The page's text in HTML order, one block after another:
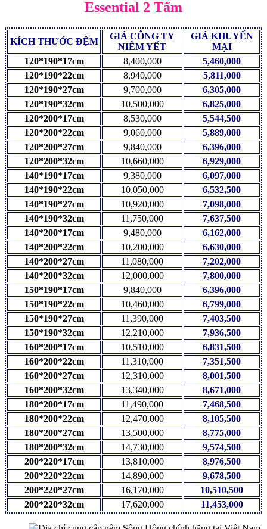
Essential 2 Tấm
KÍCH THƯỚC ĐỆM
GIÁ CÔNG TY
NIÊM YẾT
GIÁ KHUYẾN
MẠI
120*190*17cm
8,400,000
5,460,000
120*190*22cm
8,940,000
5,811,000
120*190*27cm
9,700,000
6,305,000
120*190*32cm
10,500,000
6,825,000
120*200*17cm
8,530,000
5,544,500
120*200*22cm
9,060,000
5,889,000
120*200*27cm
9,840,000
6,396,000
120*200*32cm
10,660,000
6,929,000
140*190*17cm
9,380,000
6,097,000
140*190*22cm
10,050,000
6,532,500
140*190*27cm
10,920,000
7,098,000
140*190*32cm
11,750,000
7,637,500
140*200*17cm
9,480,000
6,162,000
140*200*22cm
10,200,000
6,630,000
140*200*27cm
11,080,000
7,202,000
140*200*32cm
12,000,000
7,800,000
150*190*17cm
9,840,000
6,396,000
150*190*22cm
10,460,000
6,799,000
150*190*27cm
11,390,000
7,403,500
150*190*32cm
12,210,000
7,936,500
160*200*17cm
10,510,000
6,831,500
160*200*22cm
11,310,000
7,351,500
160*200*27cm
12,310,000
8,001,500
160*200*32cm
13,340,000
8,671,000
180*200*17cm
11,490,000
7,468,500
180*200*22cm
12,470,000
8,105,500
180*200*27cm
13,500,000
8,775,000
180*200*32cm
14,730,000
9,574,500
200*220*17cm
13,810,000
8,976,500
200*220*22cm
14,890,000
9,678,500
200*220*27cm
16,170,000
10,510,500
200*220*32cm
17,620,000 11,453,000